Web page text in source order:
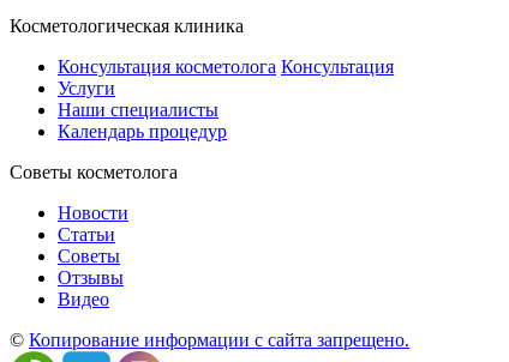
Косметологическая клиника
Консультация косметолога Консультация
Услуги
Наши специалисты
Календарь процедур
Cоветы косметолога
Новости
Статьи
Советы
Отзывы
Видео
© Копирование информации с сайта запрещено.